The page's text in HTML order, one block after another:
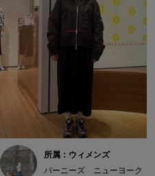
所属：ウィメンズ
バーニーズ ニューヨーク